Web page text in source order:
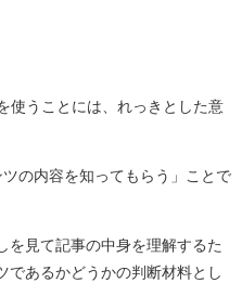
使うことには、れっきとした意
の内容を知ってもらう」ことで
を見て記事の中身を理解するた
であるかどうかの判断材料とし